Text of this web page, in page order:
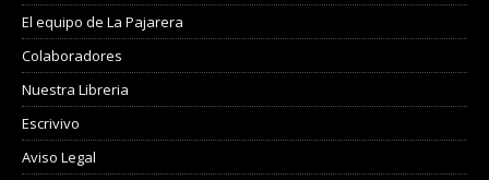
El equipo de La Pajarera
Colaboradores
Nuestra Libreria
Escrivivo
Aviso Legal